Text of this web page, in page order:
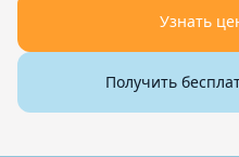
Узнать
Получить